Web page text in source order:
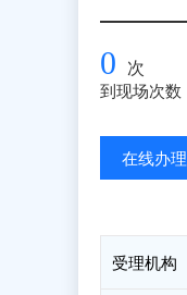
0 次
到现场次数
在线办理
受理机构